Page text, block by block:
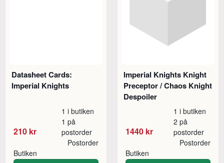
Datasheet Cards:
Imperial Knights
210 kr
1 i butiken
1 på
postorder
Butiken
Postorder
Imperial Knights Knight
Preceptor / Chaos Knight
Despoiler
1440 kr
1 i butiken
2 på
postorder
Butiken
Postorder